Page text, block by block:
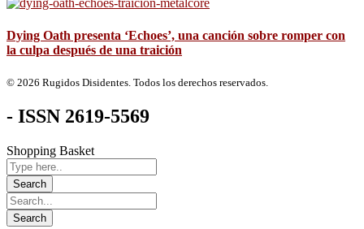
Dying Oath presenta ‘Echoes’, una canción sobre romper con
la culpa después de una traición
© 2026 Rugidos Disidentes. Todos los derechos reservados.
- ISSN 2619-5569
Shopping Basket